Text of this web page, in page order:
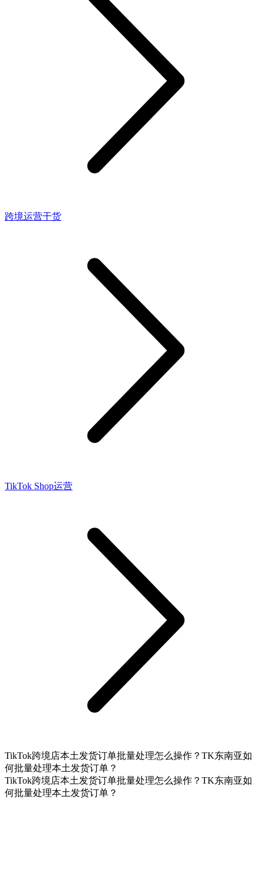
跨境运营干货
TikTok Shop运营
TikTok跨境店本土发货订单批量处理怎么操作？TK东南亚如
何批量处理本土发货订单？
TikTok跨境店本土发货订单批量处理怎么操作？TK东南亚如
何批量处理本土发货订单？